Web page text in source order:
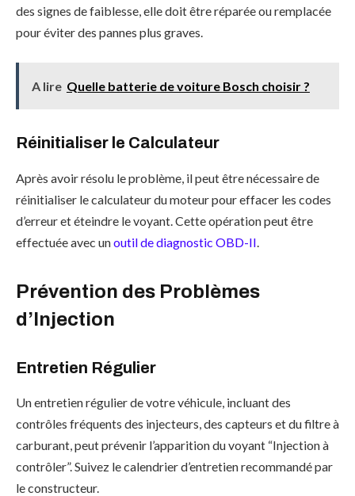
des signes de faiblesse, elle doit être réparée ou remplacée
pour éviter des pannes plus graves.
A lire Quelle batterie de voiture Bosch choisir ?
Réinitialiser le Calculateur
Après avoir résolu le problème, il peut être nécessaire de
réinitialiser le calculateur du moteur pour effacer les codes
d’erreur et éteindre le voyant. Cette opération peut être
effectuée avec unoutil de diagnostic OBD-II
Prévention des Problèmes
d’Injection
Entretien Régulier
Un entretien régulier de votre véhicule, incluant des
contrôles fréquents des injecteurs, des capteurs et du filtre à
carburant, peut prévenir l’apparition du voyant “Injection à
contrôler”. Suivez le calendrier d’entretien recommandé par
le constructeur.